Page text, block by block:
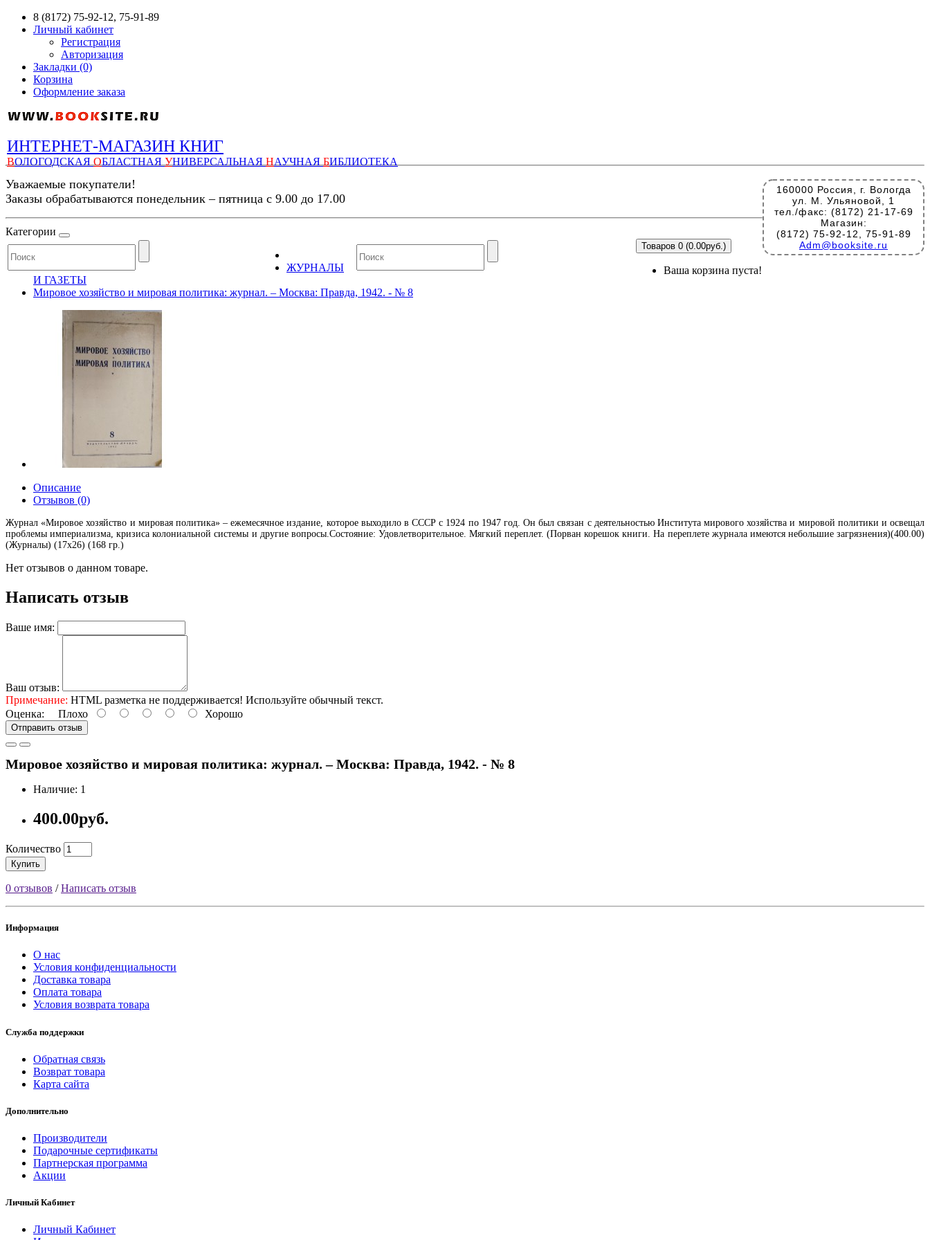
8 (8172) 75-92-12, 75-91-89
Личный кабинет
Регистрация
Авторизация
Закладки (0)
Корзина
Оформление заказа
ИНТЕРНЕТ-МАГАЗИН КНИГ
ВОЛОГОДСКАЯ ОБЛАСТНАЯ УНИВЕРСАЛЬНАЯ НАУЧНАЯ БИБЛИОТЕКА
160000 Россия, г. Вологда
ул. М. Ульяновой, 1
тел./факс: (8172) 21-17-69
Магазин:
(8172) 75-92-12, 75-91-89
Adm@booksite.ru
Уважаемые покупатели!
Заказы обрабатываются понедельник – пятница с 9.00 до 17.00
Категории
Товаров 0 (0.00руб.)
Ваша корзина пуста!
ЖУРНАЛЫ
И ГАЗЕТЫ
Мировое хозяйство и мировая политика: журнал. – Москва: Правда, 1942. - № 8
Описание
Отзывов (0)
Журнал «Мировое хозяйство и мировая политика» – ежемесячное издание, которое выходило в СССР с 1924 по 1947 год. Он был связан с деятельностью Института мирового хозяйства и мировой политики и освещал
проблемы империализма, кризиса колониальной системы и другие вопросы.Состояние: Удовлетворительное. Мягкий переплет. (Порван корешок книги. На переплете журнала имеются небольшие загрязнения)(400.00)
(Журналы) (17х26) (168 гр.)
Нет отзывов о данном товаре.
Написать отзыв
Ваше имя:
Ваш отзыв:
Примечание: HTML разметка не поддерживается! Используйте обычный текст.
Оценка: Плохо Хорошо
Отправить отзыв
Мировое хозяйство и мировая политика: журнал. – Москва: Правда, 1942. - № 8
Наличие: 1
400.00руб.
Количество
Купить
0 отзывов /Написать отзыв
Информация
О нас
Условия конфиденциальности
Доставка товара
Оплата товара
Условия возврата товара
Служба поддержки
Обратная связь
Возврат товара
Карта сайта
Дополнительно
Производители
Подарочные сертификаты
Партнерская программа
Акции
Личный Кабинет
Личный Кабинет